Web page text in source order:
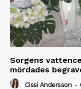
Sorgens
mördades
Cissi Andersson -